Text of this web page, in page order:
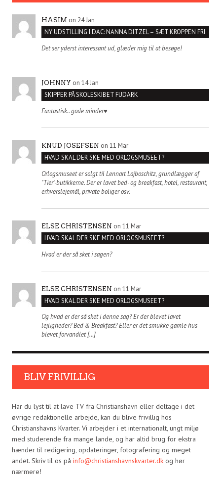
HASIM on 24 Jan
NY UDSTILLING I DAC: NANNA DITZEL – SÆT KROPPEN FRI
Det ser yderst interessant ud, glæder mig til at besøge!
JOHNNY on 14 Jan
SKIPPER PÅ SKOLESKIBET FUDARK
Fantastisk.. gode minder♥️
KNUD JOSEFSEN on 11 Mar
HVAD SKAL DER SKE MED ORLOGSMUSEET?
Orlogsmuseet er solgt til Lennart Lajboschitz, grundlægger af
"Tier"-butikkerne. Der er lavet bed- og breakfast, hotel, restaurant,
erhverslejemål, private boliger osv.
ELSE CHRISTENSEN on 11 Mar
HVAD SKAL DER SKE MED ORLOGSMUSEET?
Hvad er der så sket i sagen?
ELSE CHRISTENSEN on 11 Mar
HVAD SKAL DER SKE MED ORLOGSMUSEET?
Og hvad er der så sket i denne sag? Er der blevet lavet
lejligheder? Bed & Breakfast? Eller er det smukke gamle hus
blevet forvandlet […]
BLIV FRIVILLIG
Har du lyst til at lave TV fra Christianshavn eller deltage i det
øvrige redaktionelle arbejde, kan du blive frivillig hos
Christianshavns Kvarter. Vi arbejder i et internationalt, ungt miljø
med studerende fra mange lande, og har altid brug for ekstra
hænder til redigering, opdateringer, fotografering og meget
andet. Skriv til os på info@christianshavnskvarter.dk og hør
nærmere!